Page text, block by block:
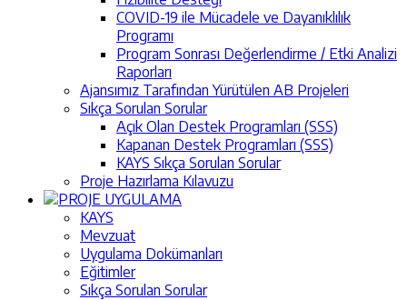
COVID-19 ile Mücadele ve Dayanıklılık
Programı
Program Sonrası Değerlendirme / Etki Analizi
Raporları
Ajansımız Tarafından Yürütülen AB Projeleri
Sıkça Sorulan Sorular
Açık Olan Destek Programları (SSS)
Kapanan Destek Programları (SSS)
KAYS Sıkça Sorulan Sorular
Proje Hazırlama Kılavuzu
PROJE UYGULAMA
KAYS
Mevzuat
Uygulama Dokümanları
Eğitimler
Sıkça Sorulan Sorular